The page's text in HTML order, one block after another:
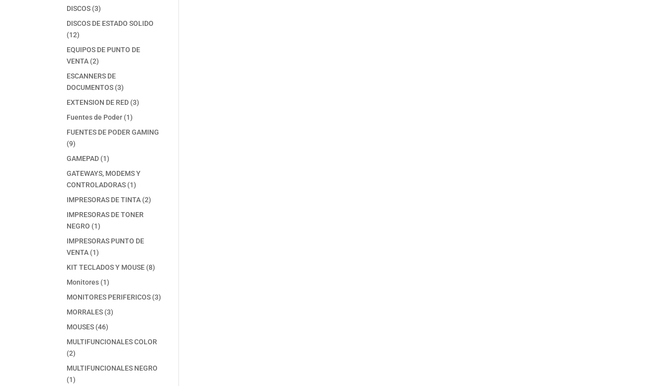
DISCOS 33
productos
DISCOS DE ESTADO SOLIDO
1212
productos
EQUIPOS DE PUNTO DE
VENTA 22
productos
ESCANNERS DE
DOCUMENTOS 33
productos
EXTENSION DE RED 33
Fuentes de Poder 11
producto
FUENTES DE PODER GAMING
99
productos
GAMEPAD 11
producto
GATEWAYS, MODEMS Y
CONTROLADORAS 11
producto
IMPRESORAS DE TINTA 22
IMPRESORAS DE TONER
NEGRO
11
producto
IMPRESORAS PUNTO DE
VENTA 11
producto
KIT TECLADOS Y MOUSE 88
Monitores 11
producto
MONITORES PERIFERICOS 33
MORRALES 33
MOUSES 4646
productos
MULTIFUNCIONALES COLOR
22
productos
MULTIFUNCIONALES NEGRO
11